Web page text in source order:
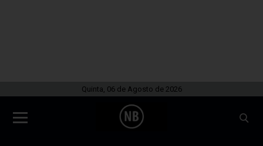
Quinta, 06 de Agosto de 2026